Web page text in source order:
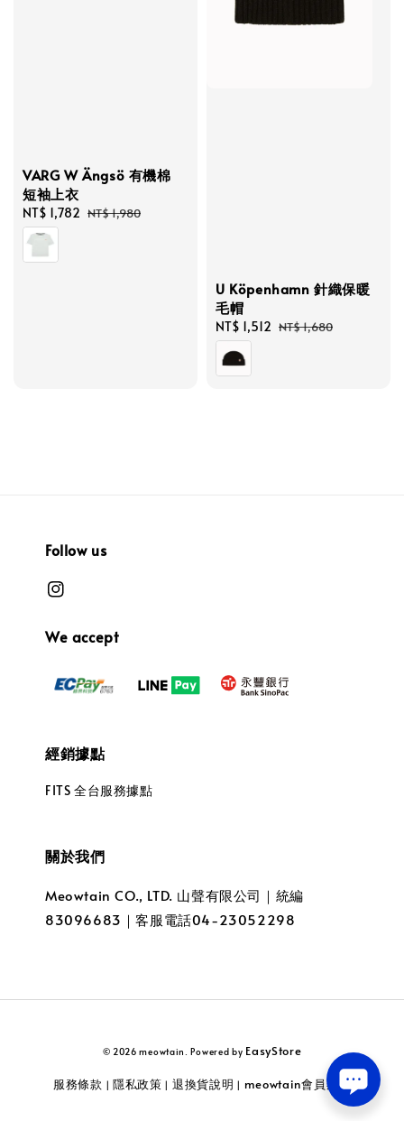
VARG W Ängsö 有機棉
短袖上衣
Sale
price
NT$ 1,782 Regular
NT$ 1,980
U Köpenhamn 針織保暖
毛帽
Sale
price
NT$ 1,512 Regular
NT$ 1,680
Follow us
We accept
經銷據點
FITS 全台服務據點
關於我們
Meowtain CO., LTD. 山聲有限公司｜統編
83096683｜客服電話04-23052298
© 2026 meowtain. Powered by EasyStore
服務條款 | 隱私政策 | 退換貨說明 | meowtain會員辦法